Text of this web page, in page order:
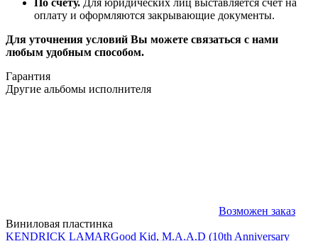
оплату и оформляются закрывающие документы.
Для уточнения условий Вы можете связаться с нами
любым удобным способом.
Гарантия
Другие альбомы исполнителя
Возможен заказ
Виниловая пластинка
KENDRICK LAMARGood Kid, M.A.A.D (10th Anniversary